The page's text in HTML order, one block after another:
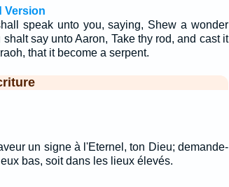
Version
speak unto you, saying, Shew a wonder
shalt say unto Aaron, Take thy rod, and cast it
that it become a serpent.
un signe à l'Eternel, ton Dieu; demande-
bas, soit dans les lieux élevés.